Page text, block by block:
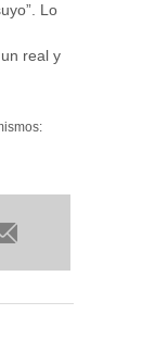
Lo
real y